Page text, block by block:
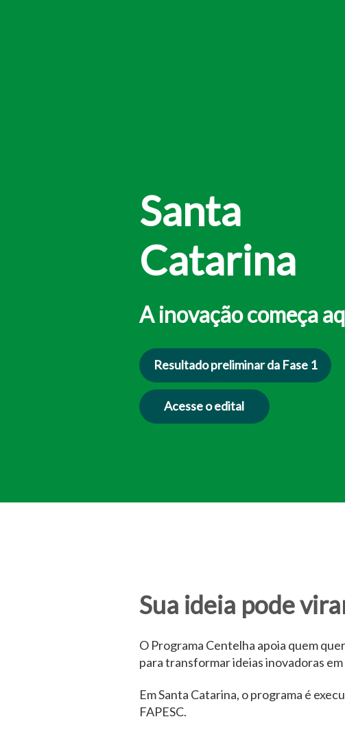
Santa
Catarina
A inovação começa
Resultado preliminar da Fase 1
Acesse o edital
Sua ideia pode
O Programa Centelha apoia quem
para transformar ideias inovadoras
Em Santa Catarina, o programa é
FAPESC.